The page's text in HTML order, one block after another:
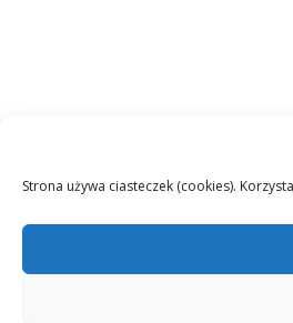
Strona używa ciasteczek (cookies).